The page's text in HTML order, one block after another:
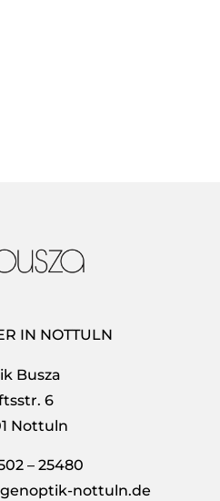
IN NOTTULN
Busza
6
Nottuln
– 25480
nottuln.de